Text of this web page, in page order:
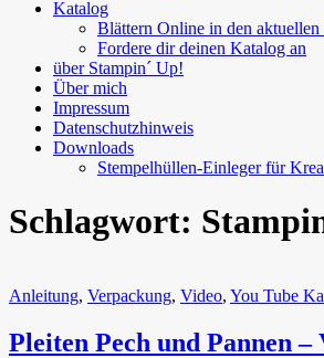
Katalog
Blättern Online in den aktuellen
Fordere dir deinen Katalog an
über Stampin´ Up!
Über mich
Impressum
Datenschutzhinweis
Downloads
Stempelhüllen-Einleger für
Schlagwort:
Anleitung, Verpackung, Video, You Tube
Pleiten Pech und Pannen